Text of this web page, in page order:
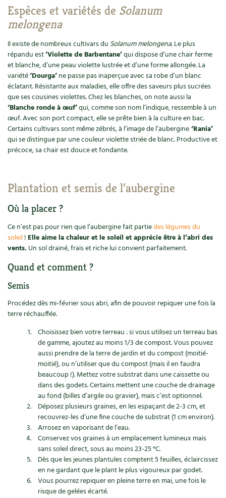
Manger bio
Cures, régimes
Dessert, Boulangerie
Techniques, conservation, organisation
Agenda, calendrier
NOUVEAUTÉS
Feuilleter le catalogue
Stages
Cartes cadeau
Nous contacter
Biodiversité
Petit élevage
Cuisine saine
Alimentation et nutrition
Recettes de printemps
Recettes par type de plat
Recettes végétariennes et vegan
Habitat écologique
Conception et gros oeuvre
Entretien de la maison
Décoration et petit bricolage
Santé et bien-être
Les plantes et leurs vertus
Soins et cosmétiques au naturel
Société et alternatives
Vivre l’écologie
Jardin bio
Cuisine saine
Soins naturels
Société et alternatives
Les 4 saisons& vous
Trucs & astuces
Expés
Trocs & petites annonces
Bonnes adresses
Mieux consommer
Espèces et variétés de Solanum
melongena
Il existe de nombreux cultivars du Solanum melongena. Le plus
répandu est‘Violette de Barbentane’qui dispose d’une chair ferme
et blanche, d’une peau violette lustrée et d’une forme allongée. La
variété‘Dourga’ne passe pas inaperçue avec sa robe d’un blanc
éclatant. Résistante aux maladies, elle offre des saveurs plus sucrées
que ses cousines violettes. Chez les blanches, on note aussi la
‘Blanche ronde à œuf’qui, comme son nom l’indique, ressemble à un
œuf. Avec son port compact, elle se prête bien à la culture en bac.
Certains cultivars sont même zébrés, à l’image de l’aubergine‘Rania’
qui se distingue par une couleur violette striée de blanc. Productive et
précoce, sa chair est douce et fondante.
Plantation et semis de l’aubergine
Où la placer ?
Ce n’est pas pour rien que l’aubergine fait partiedes légumes du
soleil! Elle aime la chaleur et le soleil et apprécie être à l’abri des
vents. Un sol drainé, frais et riche lui convient parfaitement.
Quand et comment ?
Semis
Procédez dès mi-février sous abri, afin de pouvoir repiquer une fois la
terre réchauffée.
Choisissez bien votre terreau : si vous utilisez un terreau bas
de gamme, ajoutez au moins 1/3 de compost. Vous pouvez
aussi prendre de la terre de jardin et du compost (moitié-
moitié), ou n’utiliser que du compost (mais il en faudra
beaucoup !). Mettez votre substrat dans une caissette ou
dans des godets. Certains mettent une couche de drainage
au fond (billes d’argile ou gravier), mais c’est optionnel.
Déposez plusieurs graines, en les espaçant de 2-3 cm, et
recouvrez-les d’une fine couche de substrat (1 cm environ).
Arrosez en vaporisant de l’eau.
Conservez vos graines à un emplacement lumineux mais
sans soleil direct, sous au moins 23-25 °C.
Dès que les jeunes plantules comptent 5 feuilles, éclaircissez
en ne gardant que le plant le plus vigoureux par godet.
Vous pourrez repiquer en pleine terre en mai, une fois le
risque de gelées écarté.